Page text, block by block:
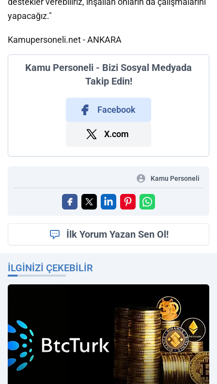
yapacağız."
Kamupersoneli.net - ANKARA
Kamu Personeli - Bizi Sosyal Medyada
Takip Edin!
Facebook
X.com
Kamu Personeli
İlk Yorum Yazan Sen Ol!
İLGINIZI ÇEKEBILIR